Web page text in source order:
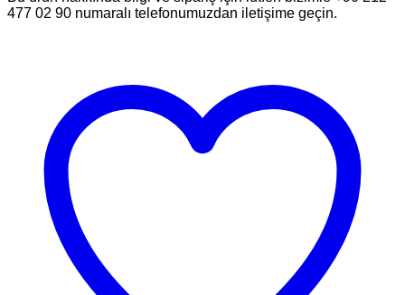
477 02 90 numaralı telefonumuzdan iletişime geçin.